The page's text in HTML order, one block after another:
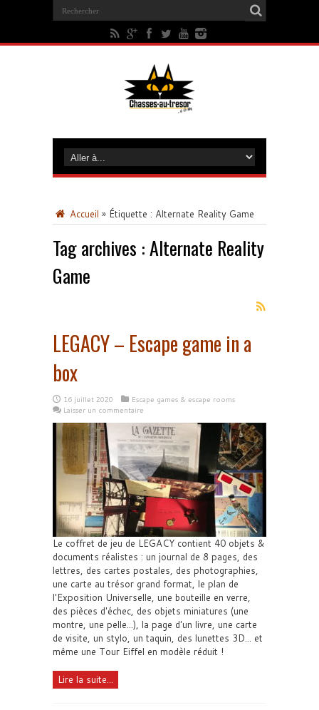
Accueil » Étiquette : Alternate Reality Game
Tag archives :Alternate Reality
Game
LEGACY – Escape game in a
box
16 juillet 2020
Escape games & escape rooms
Laisser un commentaire
Le coffret de jeu de LEGACY contient 40 objets &
documents réalistes : un journal de 8 pages, des
lettres, des cartes postales, des photographies,
une carte au trésor grand format, le plan de
l'Exposition Universelle, une bouteille en verre,
des pièces d'échec, des objets miniatures (une
montre, une pelle...), la page d'un livre, une carte
de visite, un stylo, un taquin, des lunettes 3D... et
même une Tour Eiffel en modèle réduit !
Lire la suite...